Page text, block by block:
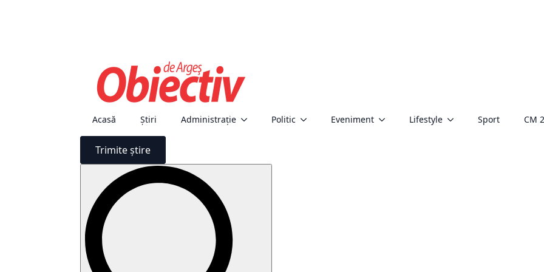
Acasă Știri Administraţie Politic Eveniment Lifestyle Sport CM
Trimite știre